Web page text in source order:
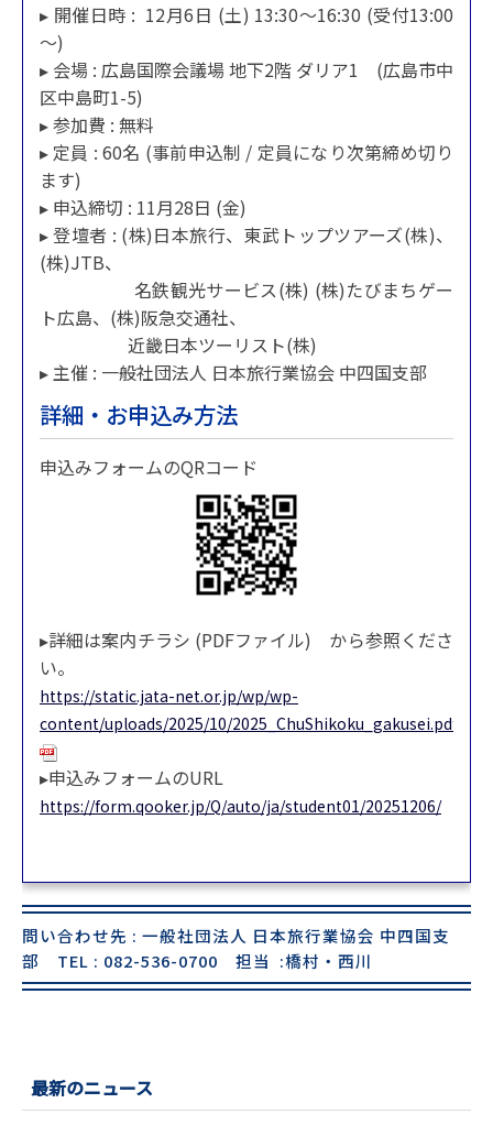
▸ 開催日時 : 12月6日 (土) 13:30～16:30 (受付13:00
～)
▸ 会場 : 広島国際会議場 地下2階 ダリア1 (広島市中
区中島町1-5)
▸ 参加費 : 無料
▸ 定員 : 60名 (事前申込制 / 定員になり次第締め切り
ます)
▸ 申込締切 : 11月28日 (金)
▸ 登壇者 : (株)日本旅行、東武トップツアーズ(株)、
(株)JTB、
名鉄観光サービス(株) (株)たびまちゲー
ト広島、(株)阪急交通社、
近畿日本ツーリスト(株)
▸ 主催 : 一般社団法人 日本旅行業協会 中四国支部
詳細・お申込み方法
申込みフォームのQRコード
▸詳細は案内チラシ (PDFファイル) から参照くださ
い。
https://static.jata-net.or.jp/wp/wp-
content/uploads/2025/10/2025_ChuShikoku_gakusei.pdf
▸申込みフォームのURL
https://form.qooker.jp/Q/auto/ja/student01/20251206/
問い合わせ先 : 一般社団法人 日本旅行業協会 中四国支
部 TEL : 082-536-0700 担当 :橋村・西川
最新のニュース